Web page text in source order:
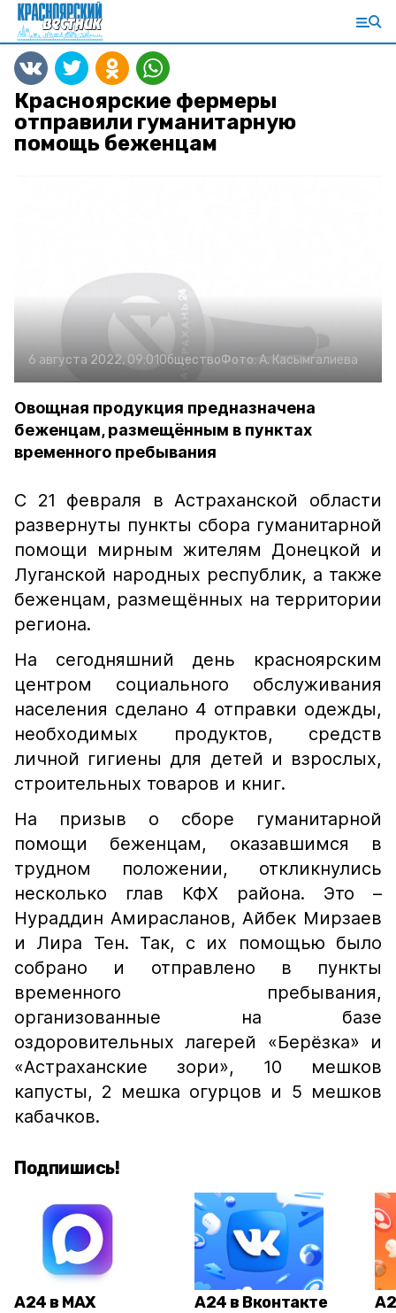
Красноярские фермеры
отправили гуманитарную
помощь беженцам
6 августа 2022, 09:01ОбществоФото: А. Касымгалиева
Овощная продукция предназначена
беженцам, размещённым в пунктах
временного пребывания
С 21 февраля в Астраханской области
развернуты пункты сбора гуманитарной
помощи мирным жителям Донецкой и
Луганской народных республик, а также
беженцам, размещённых на территории
региона.
На сегодняшний день красноярским
центром социального обслуживания
населения сделано 4 отправки одежды,
необходимых продуктов, средств
личной гигиены для детей и взрослых,
строительных товаров и книг.
На призыв о сборе гуманитарной
помощи беженцам, оказавшимся в
трудном положении, откликнулись
несколько глав КФХ района. Это –
Нураддин Амирасланов, Айбек Мирзаев
и Лира Тен. Так, с их помощью было
собрано и отправлено в пункты
временного пребывания,
организованные на базе
оздоровительных лагерей «Берёзка» и
«Астраханские зори», 10 мешков
капусты, 2 мешка огурцов и 5 мешков
кабачков.
Подпишись!
А24 в MAX А24 в Вконтакте